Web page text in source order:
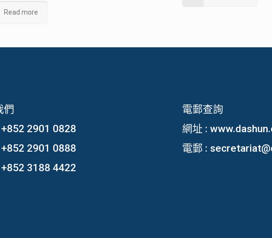
Read more
們
+852 2901 0828
+852 2901 0888
3188 4422
電郵查詢
網址 :
電郵 :